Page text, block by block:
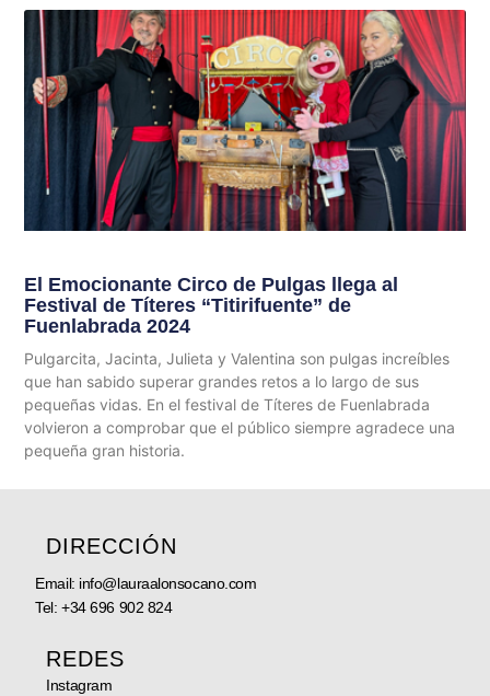
El Emocionante Circo de Pulgas llega al
Festival de Títeres “Titirifuente” de
Fuenlabrada 2024
Pulgarcita, Jacinta, Julieta y Valentina son pulgas increíbles
que han sabido superar grandes retos a lo largo de sus
pequeñas vidas. En el festival de Títeres de Fuenlabrada
volvieron a comprobar que el público siempre agradece una
pequeña gran historia.
DIRECCIÓN
Email: info@lauraalonsocano.com
Tel:+34 696 902 824
REDES
Instagram